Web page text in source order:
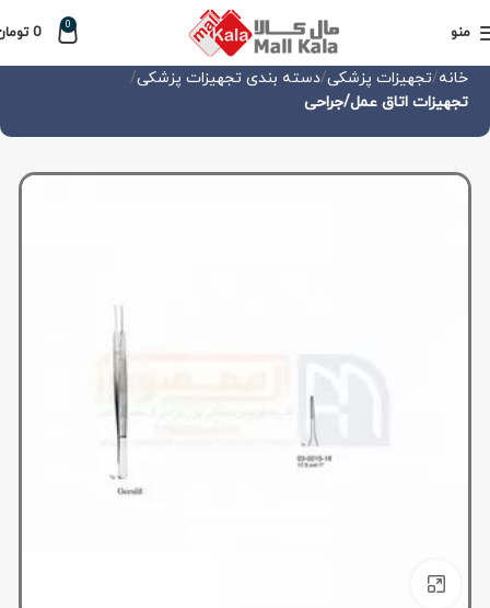
منو 0
0
خانه تجهیزات پزشکی دسته بندی تجهیزات پزشکی
تجهیزات اتاق عمل/جراحی